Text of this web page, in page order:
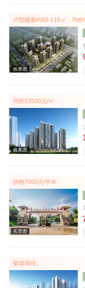
效果图
效果图
户型建面约82-116㎡，均
均价13500元/㎡
价格7000元/平米
敬请期待。